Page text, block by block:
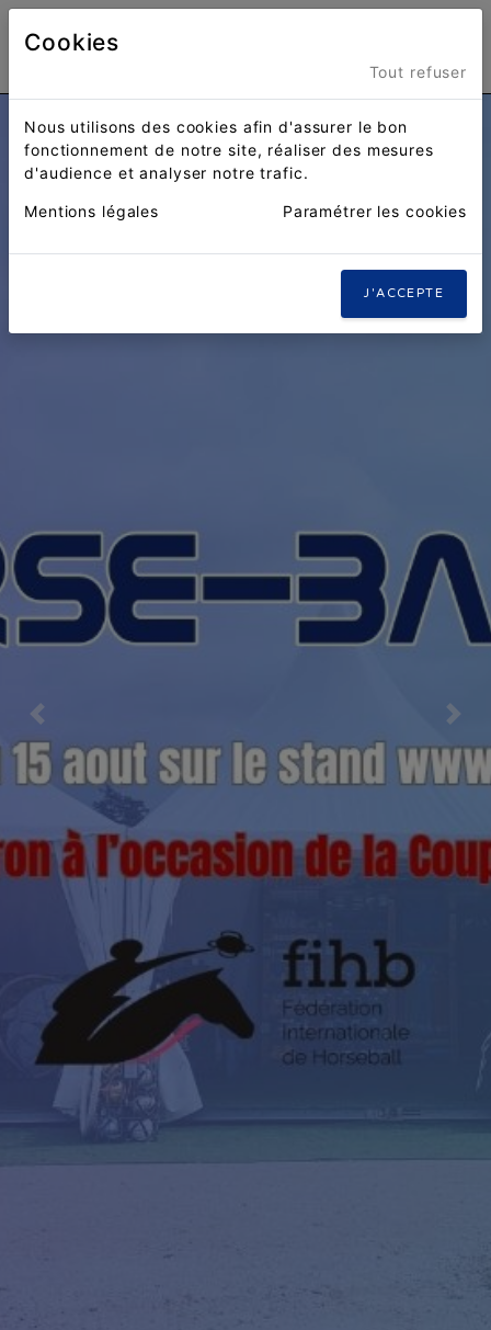
Previous Next
Cookies
Tout refuser
Nous utilisons des cookies afin d'assurer le bon
fonctionnement de notre site, réaliser des mesures
d'audience et analyser notre trafic.
Mentions légales Paramétrer les cookies
J'ACCEPTE